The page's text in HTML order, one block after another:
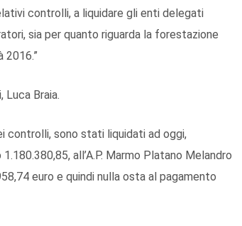
controlli, a liquidare gli enti delegati
sia per quanto riguarda la forestazione
2016.”
Luca Braia.
controlli, sono stati liquidati ad oggi,
all’A.P. Marmo Platano Melandro
euro e quindi nulla osta al pagamento